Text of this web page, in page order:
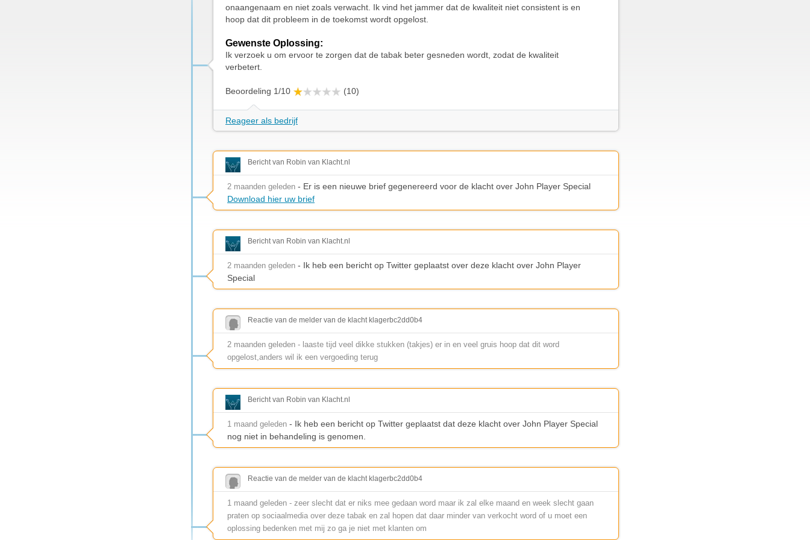
onaangenaam en niet zoals verwacht. Ik vind het jammer dat de kwaliteit niet consistent is en
hoop dat dit probleem in de toekomst wordt opgelost.
Gewenste Oplossing:
Ik verzoek u om ervoor te zorgen dat de tabak beter gesneden wordt, zodat de kwaliteit
verbetert.
Beoordeling 1/10 (10)
Reageer als bedrijf
Bericht van Robin van Klacht.nl
2 maanden geleden - Er is een nieuwe brief gegenereerd voor de klacht over John Player Special
Download hier uw brief
Bericht van Robin van Klacht.nl
2 maanden geleden - Ik heb een bericht op Twitter geplaatst over deze klacht over John Player
Special
Reactie van de melder van de klacht klagerbc2dd0b4
2 maanden geleden - laaste tijd veel dikke stukken (takjes) er in en veel gruis hoop dat dit word
opgelost,anders wil ik een vergoeding terug
Bericht van Robin van Klacht.nl
1 maand geleden - Ik heb een bericht op Twitter geplaatst dat deze klacht over John Player Special
nog niet in behandeling is genomen.
Reactie van de melder van de klacht klagerbc2dd0b4
1 maand geleden - zeer slecht dat er niks mee gedaan word maar ik zal elke maand en week slecht gaan
praten op sociaalmedia over deze tabak en zal hopen dat daar minder van verkocht word of u moet een
oplossing bedenken met mij zo ga je niet met klanten om